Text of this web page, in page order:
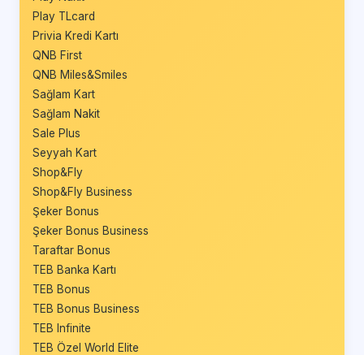
Play TLcard
Privia Kredi Kartı
QNB First
QNB Miles&Smiles
Sağlam Kart
Sağlam Nakit
Sale Plus
Seyyah Kart
Shop&Fly
Shop&Fly Business
Şeker Bonus
Şeker Bonus Business
Taraftar Bonus
TEB Banka Kartı
TEB Bonus
TEB Bonus Business
TEB Infinite
TEB Özel World Elite